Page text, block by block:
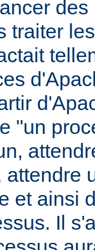
traiter
"un
attendre
et ainsi
Il